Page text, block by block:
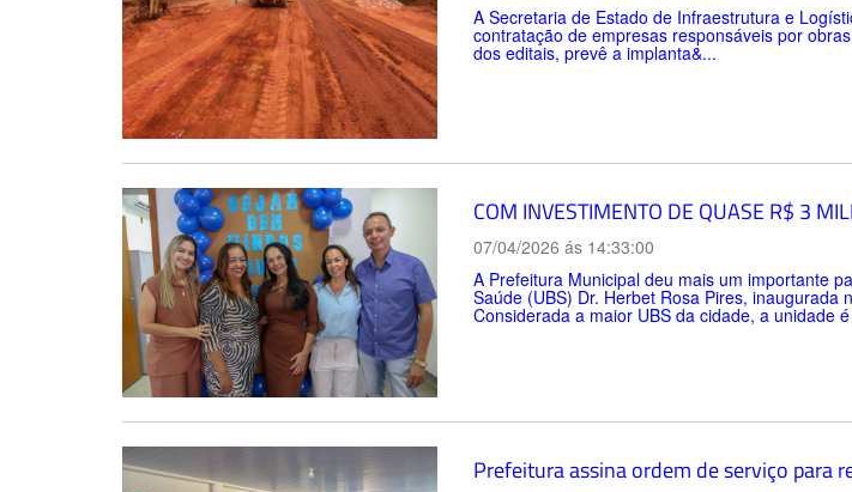
A Secretaria de Estado de Infraestrutura e
contratação de empresas responsáveis por
dos editais, prevê a implanta&...
COM INVESTIMENTO DE QUASE R$ 3
07/04/2026 ás 14:33:00
A Prefeitura Municipal deu mais um importante
Saúde (UBS) Dr. Herbet Rosa Pires,
Considerada a maior UBS da cidade, a unidade
Prefeitura assina ordem de serviço para